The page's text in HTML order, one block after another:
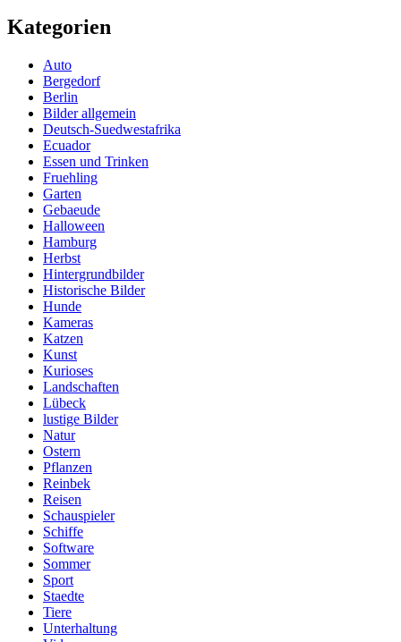
Kategorien
Auto
Bergedorf
Berlin
Bilder allgemein
Deutsch-Suedwestafrika
Ecuador
Essen und Trinken
Fruehling
Garten
Gebaeude
Halloween
Hamburg
Herbst
Hintergrundbilder
Historische Bilder
Hunde
Kameras
Katzen
Kunst
Kurioses
Landschaften
Lübeck
lustige Bilder
Natur
Ostern
Pflanzen
Reinbek
Reisen
Schauspieler
Schiffe
Software
Sommer
Sport
Staedte
Tiere
Unterhaltung